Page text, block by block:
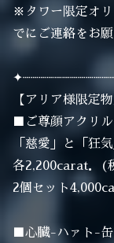
※タワー限定オ
でにご連絡をお願
【アリア様限定物
■ご尊顔アクリ
「慈愛」と「狂
各2,200carat．(
2個セット
■心臓-ハァト-缶